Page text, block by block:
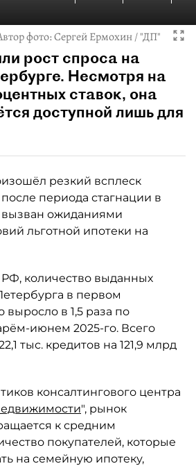
фото:Сергей Ермохин / "ДП"
рост спроса на
Несмотря на
ставок, она
доступной лишь для
резкий всплеск
периода стагнации в
вызван ожиданиями
льготной ипотеки на
количество выданных
в первом
выросло в 1,5 раза по
июнем 2025-го. Всего
тыс. кредитов на 121,9 млрд
консалтингового центра
", рынок
к средним
покупателей, которые
на семейную ипотеку,